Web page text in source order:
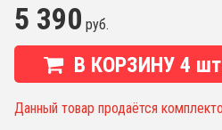
5 390 руб.
В КОРЗИНУ 4
Данный товар продаётся